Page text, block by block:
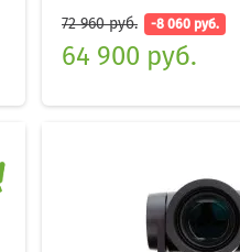
72 960 руб. -8 060 руб.
64 900 руб.